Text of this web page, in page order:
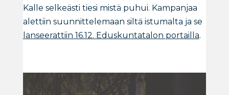
Kalle selkeästi tiesi mistä puhui. Kampanjaa
alettiin suunnittelemaan siltä istumalta ja se
lanseerattiin 16.12. Eduskuntatalon portailla.